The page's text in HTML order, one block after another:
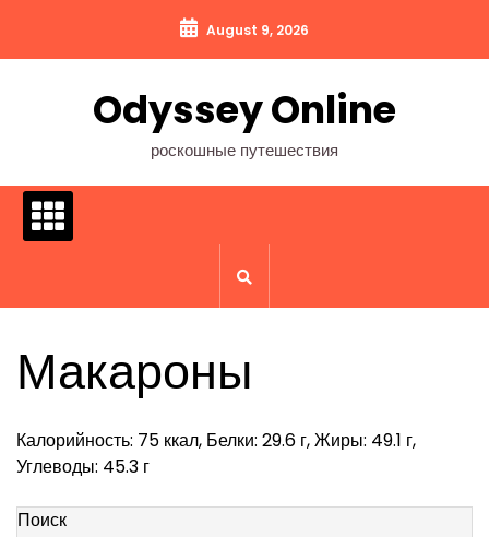
содержимому
August 9, 2026
Odyssey Online
роскошные путешествия
Макароны
Калорийность: 75 ккал, Белки: 29.6 г, Жиры: 49.1 г,
Углеводы: 45.3 г
Поиск